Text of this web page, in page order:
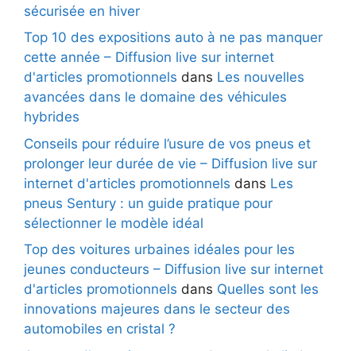
sécurisée en hiver
Top 10 des expositions auto à ne pas manquer
cette année – Diffusion live sur internet
d'articles promotionnels dans Les nouvelles
avancées dans le domaine des véhicules
hybrides
Conseils pour réduire l’usure de vos pneus et
prolonger leur durée de vie – Diffusion live sur
internet d'articles promotionnels dans Les
pneus Sentury : un guide pratique pour
sélectionner le modèle idéal
Top des voitures urbaines idéales pour les
jeunes conducteurs – Diffusion live sur internet
d'articles promotionnels dans Quelles sont les
innovations majeures dans le secteur des
automobiles en cristal ?